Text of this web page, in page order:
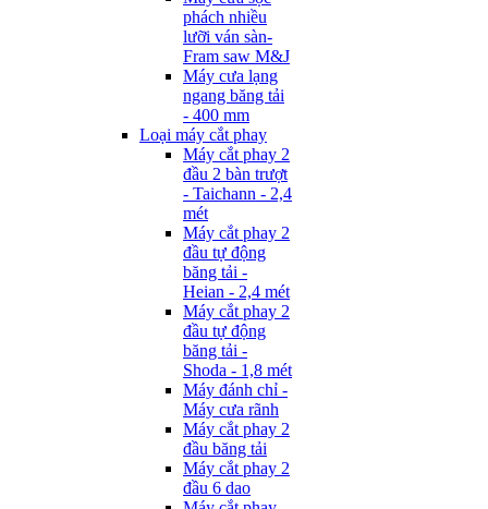
phách nhiều
lưỡi ván sàn-
Fram saw M&J
Máy cưa lạng
ngang băng tải
- 400 mm
Loại máy cắt phay
Máy cắt phay 2
đầu 2 bàn trượt
- Taichann - 2,4
mét
Máy cắt phay 2
đầu tự động
băng tải -
Heian - 2,4 mét
Máy cắt phay 2
đầu tự động
băng tải -
Shoda - 1,8 mét
Máy đánh chỉ -
Máy cưa rãnh
Máy cắt phay 2
đầu băng tải
Máy cắt phay 2
đầu 6 dao